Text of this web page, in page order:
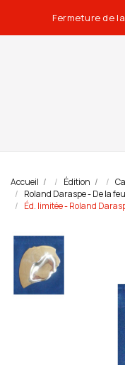
Fermeture de
Accueil Édition
Roland Daraspe - De la
Éd. limitée - Roland